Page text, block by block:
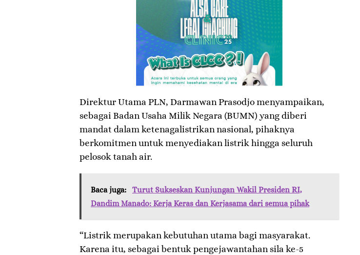
Direktur Utama PLN, Darmawan Prasodjo menyampaikan,
sebagai Badan Usaha Milik Negara (BUMN) yang diberi
mandat dalam ketenagalistrikan nasional, pihaknya
berkomitmen untuk menyediakan listrik hingga seluruh
pelosok tanah air.
Baca juga:
Turut Sukseskan Kunjungan Wakil Presiden RI,
Dandim Manado: Kerja Keras dan Kerjasama dari semua pihak
“Listrik merupakan kebutuhan utama bagi masyarakat.
Karena itu, sebagai bentuk pengejawantahan sila ke-5